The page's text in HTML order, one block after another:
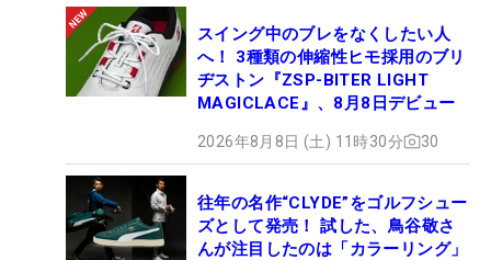
スイング中のブレをなくしたい人
へ！ 3種類の伸縮性ヒモ採用のブリ
ヂストン『ZSP-BITER LIGHT
MAGICLACE』、8月8日デビュー
2026年8月8日 (土) 11時30分 30
往年の名作“CLYDE”をゴルフシュー
ズとして発売！ 試した、鳥谷敬さ
んが注目したのは「カラーリング」